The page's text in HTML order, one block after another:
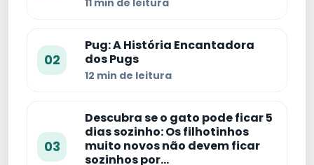
11 min de leitura
02
Pug: A História Encantadora
dos Pugs
12 min de leitura
03
Descubra se o gato pode ficar 5
dias sozinho: Os filhotinhos
muito novos não devem ficar
sozinhos por…